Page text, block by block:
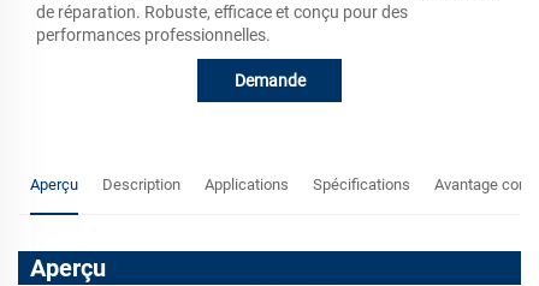
de réparation. Robuste, efficace et conçu pour des
performances professionnelles.
Demande
Aperçu Description Applications Spécifications Avantage
Aperçu